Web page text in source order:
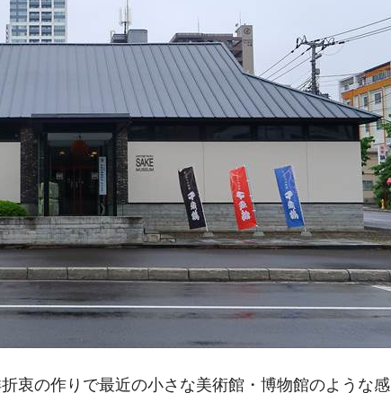
衷の作りで最近の小さな美術館・博物館のような感